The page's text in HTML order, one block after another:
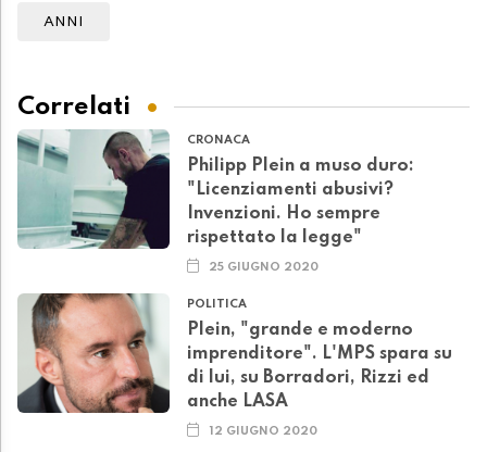
ANNI
Correlati
CRONACA
Philipp Plein a muso duro:
"Licenziamenti abusivi?
Invenzioni. Ho sempre
rispettato la legge"
25 GIUGNO 2020
POLITICA
Plein, "grande e moderno
imprenditore". L'MPS spara su
di lui, su Borradori, Rizzi ed
anche LASA
12 GIUGNO 2020